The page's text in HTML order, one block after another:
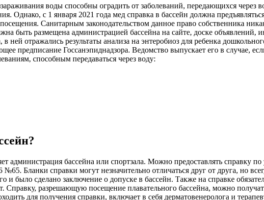
воды способны оградить от заболеваний, передающихся
Однако, с 1 января 2021 года мед справка в бассейн должна
Санитарным законодательством данное право собственника
быть размещена администрацией бассейна на сайте, доске
в ней отражались результаты анализа на энтеробиоз для ребенка
предписание Госсанэпиднадзора. Ведомство выпускает его в случае,
способным передаваться через воду:
администрация бассейна или спортзала. Можно предоставлять справку
№65. Бланки справки могут незначительно отличаться друг от друга, но
и было сделано заключение о допуске в бассейн. Также на справке
Справку, разрешающую посещение плавательного бассейна, можно
для получения справки, включает в себя дерматовенеролога и